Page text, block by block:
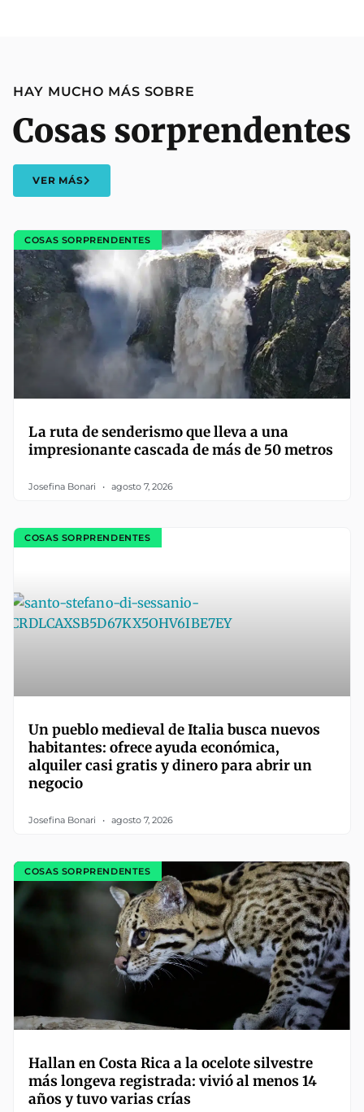
HAY MUCHO MÁS SOBRE
Cosas sorprendentes
VER MÁS
COSAS SORPRENDENTES
La ruta de senderismo que lleva a una
impresionante cascada de más de 50 metros
Josefina Bonari agosto 7, 2026
COSAS SORPRENDENTES
Un pueblo medieval de Italia busca nuevos
habitantes: ofrece ayuda económica,
alquiler casi gratis y dinero para abrir un
negocio
Josefina Bonari agosto 7, 2026
COSAS SORPRENDENTES
Hallan en Costa Rica a la ocelote silvestre
más longeva registrada: vivió al menos 14
años y tuvo varias crías